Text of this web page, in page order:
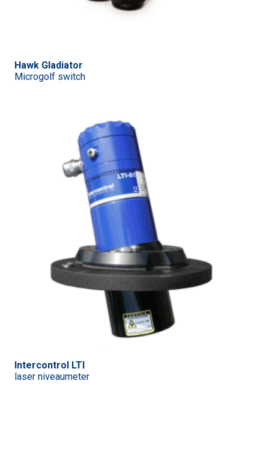
Hawk Gladiator
Microgolf switch
Intercontrol LTI
laser niveaumeter